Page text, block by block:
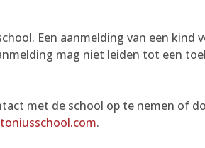
Een aanmelding van een kind
mag niet leiden tot een
met de school op te nemen of
.